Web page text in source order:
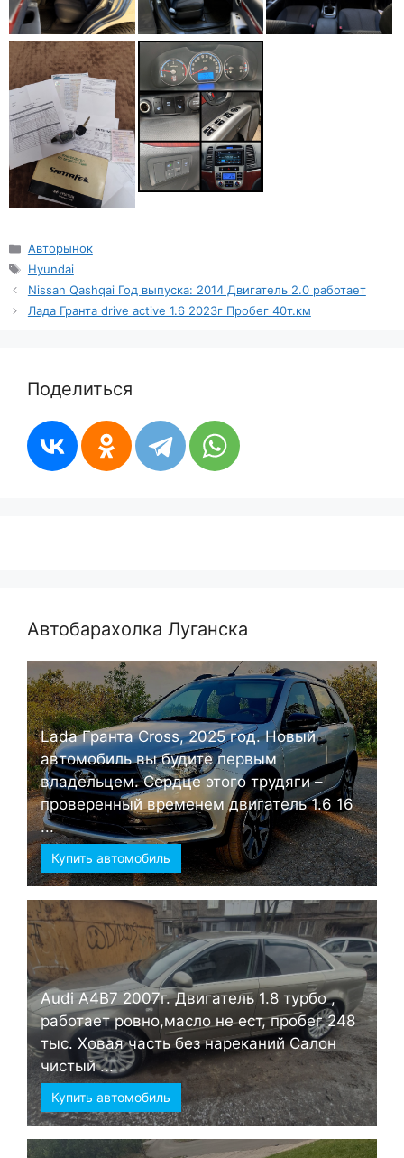
Рубрики
Авторынок
Метки
Hyundai
Nissan Qashqai Год выпуска: 2014 Двигатель 2.0 работает
Лада Гранта drive active 1.6 2023г Пробег 40т.км
Поделиться
Автобарахолка Луганска
Lada Гранта Cross, 2025 год. Новый
автомобиль вы будите первым
владельцем. Сердце этого трудяги –
проверенный временем двигатель 1.6 16
...
Купить автомобиль
Audi А4B7 2007г. Двигатель 1.8 турбо ,
работает ровно,масло не ест, пробег 248
тыс. Ховая часть без нареканий Салон
чистый ...
Купить автомобиль